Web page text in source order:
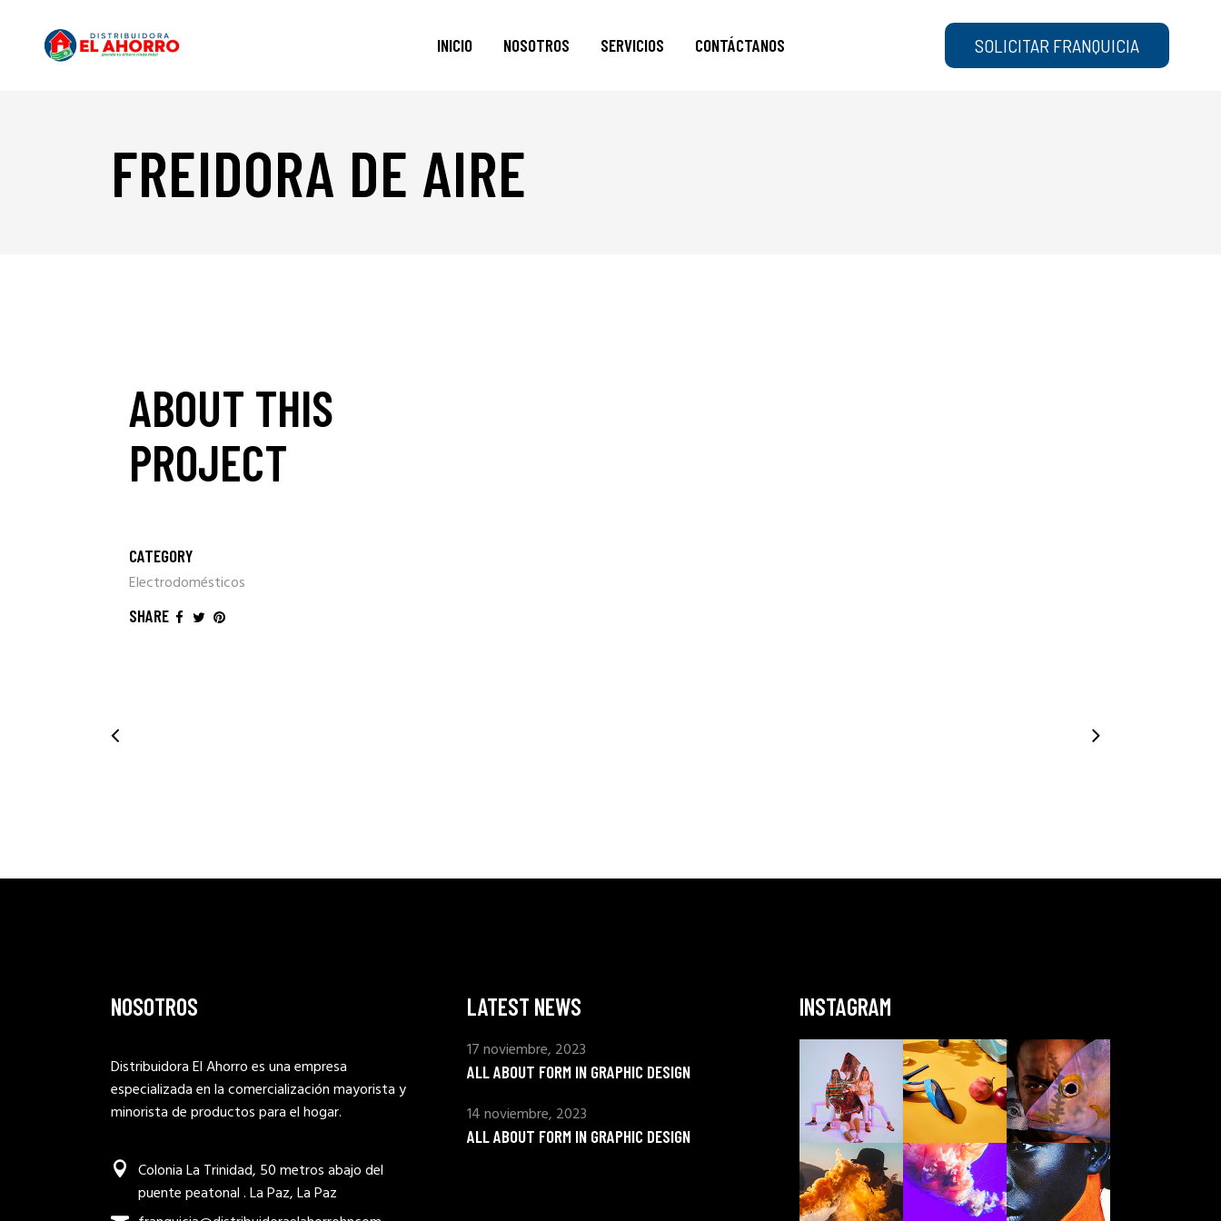
SOLICITAR FRANQUICIA
INICIO NOSOTROS SERVICIOS CONTÁCTANOS
FREIDORA DE AIRE
CATEGORY
Electrodomésticos
ABOUT THIS
PROJECT
SHARE
NOSOTROS
Distribuidora El Ahorro es una empresa
especializada en la comercialización mayorista y
minorista de productos para el hogar.
Colonia La Trinidad, 50 metros abajo del
puente peatonal . La Paz, La Paz
LATEST NEWS
ALL ABOUT FORM IN GRAPHIC DESIGN
17 noviembre, 2023
ALL ABOUT FORM IN GRAPHIC DESIGN
14 noviembre, 2023
INSTAGRAM